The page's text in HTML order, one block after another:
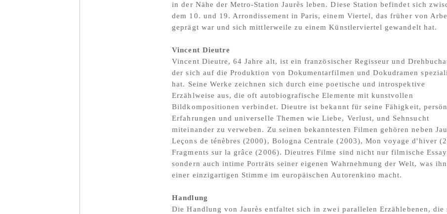
in der Nähe der Metro-Station Jaurès leben. Diese Station befindet sich
dem 10. und 19. Arrondissement in Paris, einem Viertel, das früher von
geprägt war und sich mittlerweile zu einem Künstlerviertel gewandelt hat.
Vincent Dieutre
Vincent Dieutre, 64 Jahre alt, ist ein französischer Regisseur und
der sich auf die Produktion von Dokumentarfilmen und Dokudramen
hat. Seine Werke zeichnen sich durch eine poetische und introspektive
Erzählweise aus, die oft autobiografische Elemente mit kunstvollen
Bildkompositionen verbindet. Dieutre ist bekannt für seine Fähigkeit,
Erfahrungen und universelle Themen wie Liebe, Verlust, und Sehnsucht
miteinander zu verweben. Zu seinen bekanntesten Filmen gehören neben
Leçons de ténèbres (2000), Bologna Centrale (2003), Mon voyage d'hiver
Fragments sur la grâce (2006). Dieutres Filme sind nicht nur filmische
sondern auch intime Porträts seiner eigenen Wahrnehmung der Welt, was
einer einzigartigen Stimme im europäischen Autorenkino macht.
Handlung
Die Handlung von Jaurès entfaltet sich in zwei parallelen Erzählebenen, die